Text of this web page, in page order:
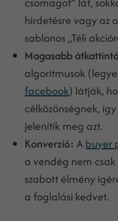
hirdetésre vagy az
sablonos „Téli
Magasabb
algoritmusok
facebook) látják,
célközönségnek,
jelenítik meg azt.
Konverzió:Abuyer
a vendég nem
szabott élmény
a foglalási kedvet.